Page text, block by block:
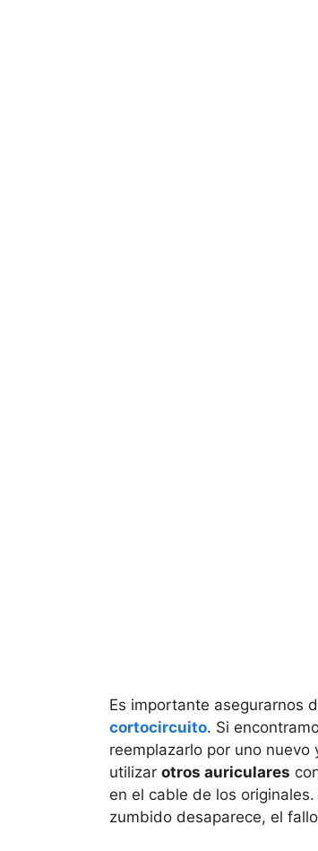
Es importante asegurarnos
cortocircuito. Si
reemplazarlo por uno
utilizar otros auriculares
en el cable de los
zumbido desaparece, el